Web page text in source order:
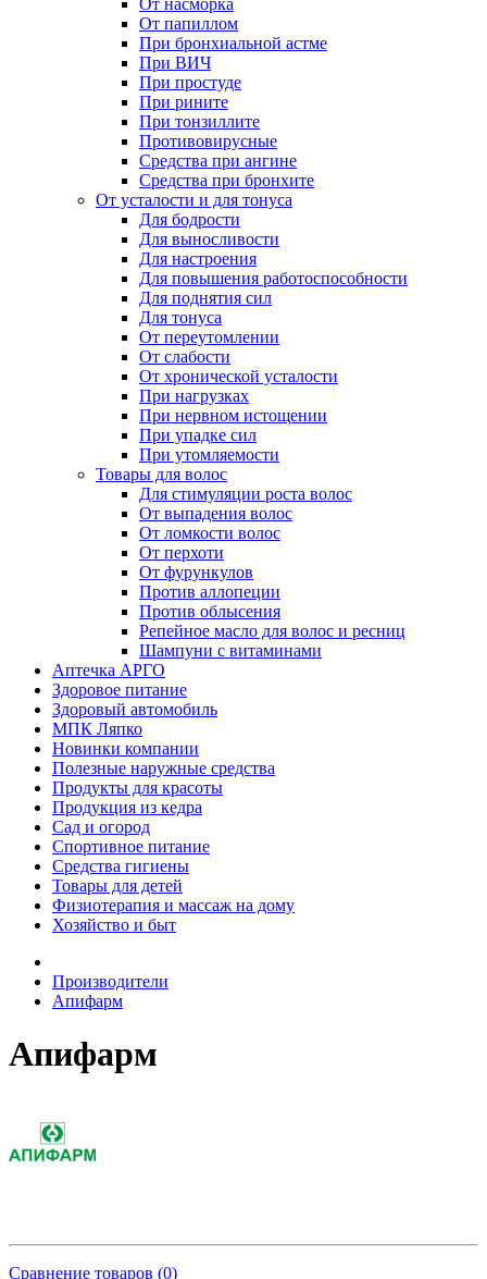
От насморка
От папиллом
При бронхиальной астме
При ВИЧ
При простуде
При рините
При тонзиллите
Противовирусные
Средства при ангине
Средства при бронхите
От усталости и для тонуса
Для бодрости
Для выносливости
Для настроения
Для повышения работоспособности
Для поднятия сил
Для тонуса
От переутомлении
От слабости
От хронической усталости
При нагрузках
При нервном истощении
При упадке сил
При утомляемости
Товары для волос
Для стимуляции роста волос
От выпадения волос
От ломкости волос
От перхоти
От фурункулов
Против аллопеции
Против облысения
Репейное масло для волос и ресниц
Шампуни с витаминами
Аптечка АРГО
Здоровое питание
Здоровый автомобиль
МПК Ляпко
Новинки компании
Полезные наружные средства
Продукты для красоты
Продукция из кедра
Сад и огород
Спортивное питание
Средства гигиены
Товары для детей
Физиотерапия и массаж на дому
Хозяйство и быт
Производители
Апифарм
Апифарм
Сравнение товаров (0)